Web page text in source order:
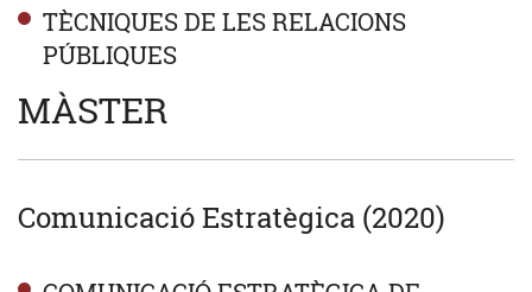
TÈCNIQUES DE LES RELACIONS
PÚBLIQUES
MÀSTER
Comunicació Estratègica (2020)